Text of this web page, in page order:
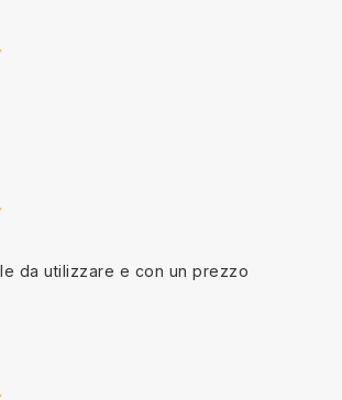
da utilizzare e con un prezzo